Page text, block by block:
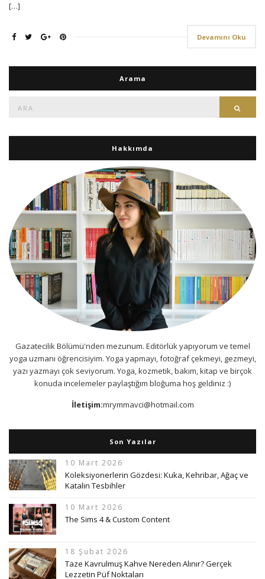
[…]
Devamını Oku
Arama
Hakkımda
Gazatecilik Bölümü'nden mezunum. Editörlük yapıyorum ve temel
yoga uzmanı öğrencisiyim. Yoga yapmayı, fotoğraf çekmeyi, gezmeyi,
yazı yazmayı çok seviyorum. Yoga, kozmetik, bakım, kitap ve birçok
konuda incelemeler paylaştığım bloğuma hoş geldiniz :)
İletişim:mrymmavci@hotmail.com
Son Yazılar
10 Mart 2026
Koleksiyonerlerin Gözdesi: Kuka, Kehribar, Ağaç ve
Katalin Tesbihler
10 Mart 2026
The Sims 4 & Custom Content
18 Şubat 2026
Taze Kavrulmuş Kahve Nereden Alınır? Gerçek
Lezzetin Püf Noktaları